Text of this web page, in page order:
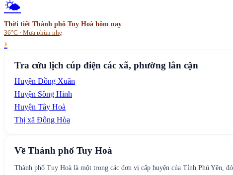
🌤️
Thời tiết Thành phố Tuy Hoà hôm nay
36°C · Mưa phùn nhẹ
›
Tra cứu lịch cúp điện các xã, phường lân cận
Huyện Đồng Xuân
Huyện Sông Hinh
Huyện Tây Hoà
Thị xã Đông Hòa
Về Thành phố Tuy Hoà
Thành phố Tuy Hoà là một trong các đơn vị cấp huyện của Tỉnh Phú Yên,